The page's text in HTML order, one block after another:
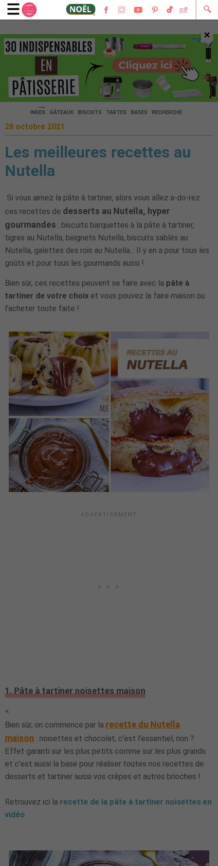
🔍
×
🔍
INDEX GÂTEAUX BISCUITS TARTES BASES RECHERCHE
28 octobre 2021
Les meilleures recettes au
Nutella
Si vous aimez la pâte à tartiner, alors vous allez a-do-rez
ces recettes de desserts au Nutella, hyper
gourmandes : biscuits barquettes à la pâte à tartiner,
tigres au Nutella, beignets Nutella, biscuits sablés au
Nutella, galettes des rois au Nutella... Il y en a pour tous les
goûts et pour tous les gourmands aussi !
Bien sûr, ces recettes peuvent se faire avec la pâte à
tartiner de votre choix et vous pouvez la faire maison ou
l'acheter toute faite !
1. Pâte à tartiner noisettes maison
<
Bien sûr, on commence par la recette du Nutella
maison : noisettes et chocolat, c'est l'essentiel, non ?
Effet garanti sur les plus petits comme sur les plus grands
et c'est aussi la base pour réaliser toutes nos recettes de
desserts et tartiner aussi vos crêpes et autres brioches !
Retrouvez ici la recette de la pâte à tartiner noisettes en
vidéo